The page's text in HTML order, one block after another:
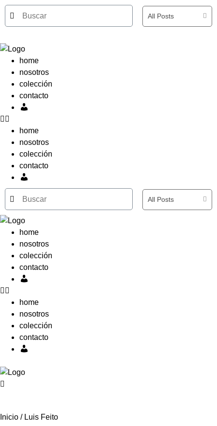
contenido
All Posts
home
nosotros
colección
contacto
home
nosotros
colección
contacto
cuenta
All Posts
home
nosotros
colección
contacto
home
nosotros
colección
contacto
Inicio / Luis Feito